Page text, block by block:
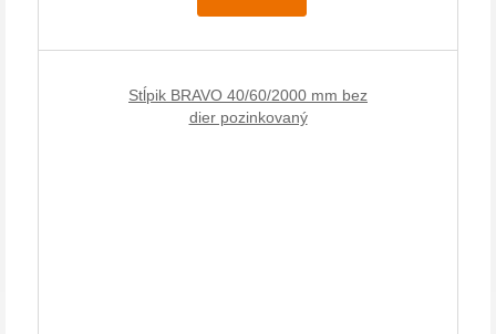
Stĺpik BRAVO 40/60/2000 mm bez
dier pozinkovaný